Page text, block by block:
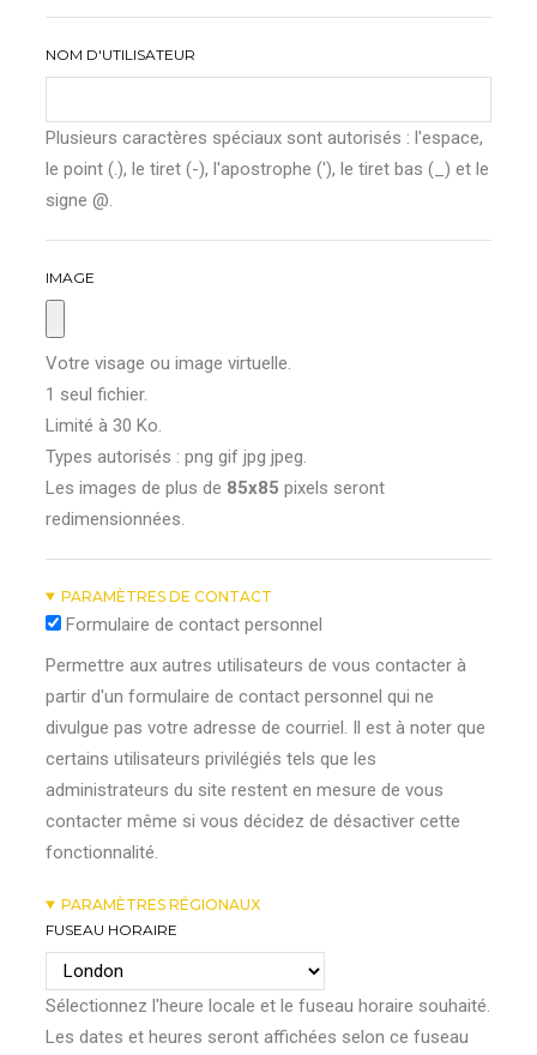
NOM D'UTILISATEUR
Plusieurs caractères spéciaux sont autorisés : l'espace,
le point (.), le tiret (-), l'apostrophe ('), le tiret bas (_) et le
signe @.
IMAGE
Votre visage ou image virtuelle.
1 seul fichier.
Limité à 30 Ko.
Types autorisés : png gif jpg jpeg.
Les images de plus de 85x85 pixels seront
redimensionnées.
PARAMÈTRES DE CONTACT
Formulaire de contact personnel
Permettre aux autres utilisateurs de vous contacter à
partir d'un formulaire de contact personnel qui ne
divulgue pas votre adresse de courriel. Il est à noter que
certains utilisateurs privilégiés tels que les
administrateurs du site restent en mesure de vous
contacter même si vous décidez de désactiver cette
fonctionnalité.
PARAMÈTRES RÉGIONAUX
FUSEAU HORAIRE
Sélectionnez l'heure locale et le fuseau horaire souhaité.
Les dates et heures seront affichées selon ce fuseau